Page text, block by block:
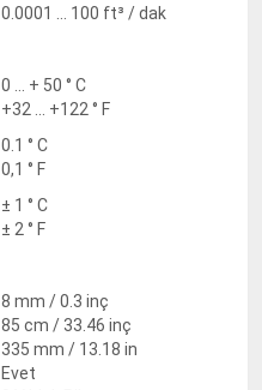
0.0001 ... 100 ft³ / dak
0 ... + 50 ° C
+32 ... +122 ° F
0.1 ° C
0,1 ° F
± 1 ° C
± 2 ° F
8 mm / 0.3 inç
85 cm / 33.46 inç
335 mm / 13.18 in
Evet